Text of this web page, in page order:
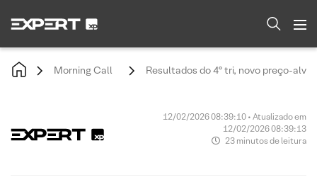
Morning Call Resultados do 4º tri, novo preço-alvo
12/02/2026 08:39:10 • Atualizado em
12/02/2026 08:39:13
23 minutos de leitura